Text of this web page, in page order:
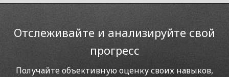
Отслеживайте и анализируйте свой
прогресс
Получайте объективную оценку своих навыков,